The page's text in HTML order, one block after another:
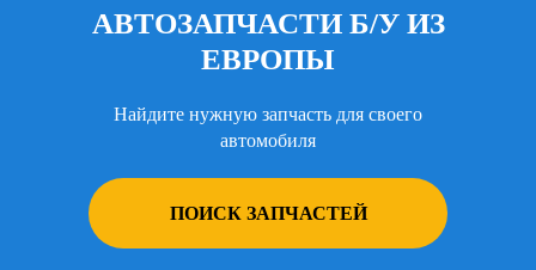
АВТОЗАПЧАСТИ Б/У ИЗ
ЕВРОПЫ
Найдите нужную запчасть для своего
автомобиля
ПОИСК ЗАПЧАСТЕЙ